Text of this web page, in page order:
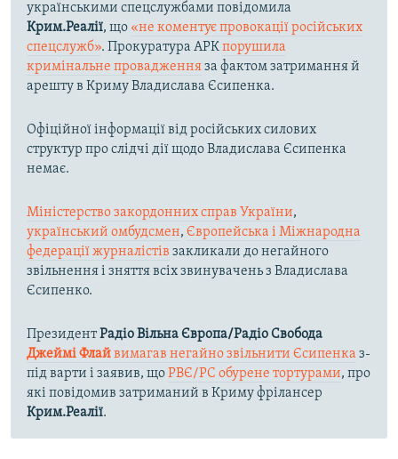
українськими спецслужбами повідомила
Крим.Реалії, що «не коментує провокації російських
спецслужб». Прокуратура АРКпорушила
кримінальне провадженняза фактом затримання й
арешту в Криму Владислава Єсипенка.
Офіційної інформації від російських силових
структур про слідчі дії щодо Владислава Єсипенка
немає.
Міністерство закордонних справ України,
український омбудсмен, Європейська і Міжнародна
федерації журналістів закликали до негайного
звільнення і зняття всіх звинувачень з Владислава
Єсипенко.
ПрезидентРадіо Вільна Європа/Радіо Свобода
Джеймі Флайвимагав негайно звільнити Єсипенка з-
під варти і заявив, щоРВЄ/РС обурене тортурами, про
які повідомив затриманий в Криму фрілансер
Крим.Реалії.